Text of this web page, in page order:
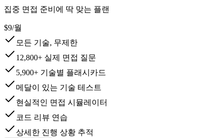
집중 면접 준비에 딱 맞는 플랜
$9/월
모든 기술, 무제한
12,800+ 실제 면접 질문
5,900+ 기술별 플래시카드
메달이 있는 기술 테스트
현실적인 면접 시뮬레이터
코드 리뷰 연습
상세한 진행 상황 추적